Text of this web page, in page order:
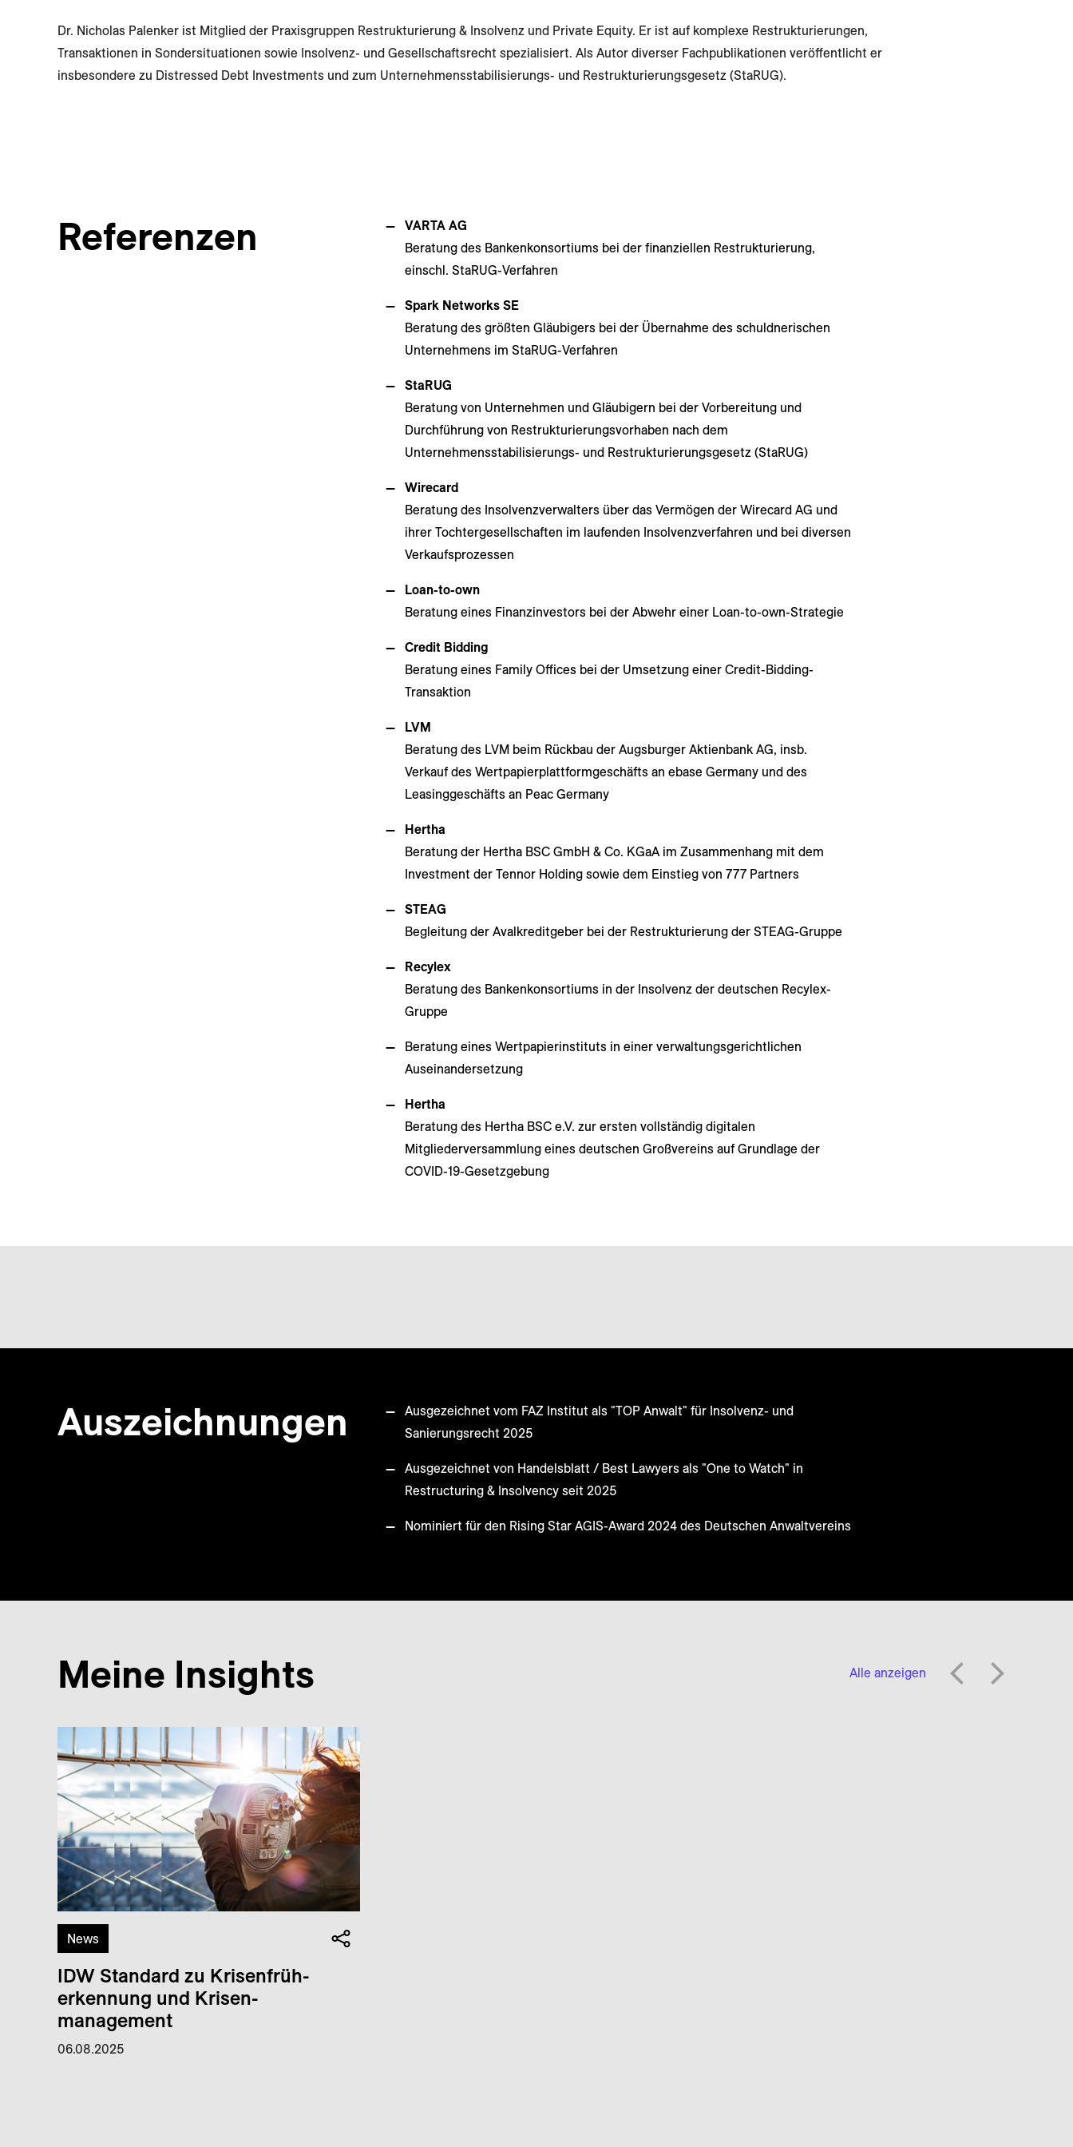
Dr. Nicholas Palenker ist Mitglied der Praxisgruppen Restrukturierung & Insolvenz und Private Equity. Er ist auf komplexe Restrukturierungen,
Transaktionen in Sondersituationen sowie Insolvenz- und Gesellschaftsrecht spezialisiert. Als Autor diverser Fachpublikationen veröffentlicht er
insbesondere zu Distressed Debt Investments und zum Unternehmensstabilisierungs- und Restrukturierungsgesetz (StaRUG).
Referenzen
VARTA AG
Beratung des Bankenkonsortiums bei der finanziellen Restrukturierung,
einschl. StaRUG-Verfahren
Spark Networks SE
Beratung des größten Gläubigers bei der Übernahme des schuldnerischen
Unternehmens im StaRUG-Verfahren
StaRUG
Beratung von Unternehmen und Gläubigern bei der Vorbereitung und
Durchführung von Restrukturierungsvorhaben nach dem
Unternehmensstabilisierungs- und Restrukturierungsgesetz (StaRUG)
Wirecard
Beratung des Insolvenzverwalters über das Vermögen der Wirecard AG und
ihrer Tochtergesellschaften im laufenden Insolvenzverfahren und bei diversen
Verkaufsprozessen
Loan-to-own
Beratung eines Finanzinvestors bei der Abwehr einer Loan-to-own-Strategie
Credit Bidding
Beratung eines Family Offices bei der Umsetzung einer Credit-Bidding-
Transaktion
LVM
Beratung des LVM beim Rückbau der Augsburger Aktienbank AG, insb.
Verkauf des Wertpapierplattformgeschäfts an ebase Germany und des
Leasinggeschäfts an Peac Germany
Hertha
Beratung der Hertha BSC GmbH & Co. KGaA im Zusammenhang mit dem
Investment der Tennor Holding sowie dem Einstieg von 777 Partners
STEAG
Begleitung der Avalkreditgeber bei der Restrukturierung der STEAG-Gruppe
Recylex
Beratung des Bankenkonsortiums in der Insolvenz der deutschen Recylex-
Gruppe
Beratung eines Wertpapierinstituts in einer verwaltungsgerichtlichen
Auseinandersetzung
Hertha
Beratung des Hertha BSC e.V. zur ersten vollständig digitalen
Mitgliederversammlung eines deutschen Großvereins auf Grundlage der
COVID-19-Gesetzgebung
Auszeichnungen
Ausgezeichnet vom FAZ Institut als "TOP Anwalt" für Insolvenz- und
Sanierungsrecht 2025
Ausgezeichnet von Handelsblatt / Best Lawyers als "One to Watch" in
Restructuring & Insolvency seit 2025
Nominiert für den Rising Star AGIS-Award 2024 des Deutschen Anwaltvereins
Alle anzeigen
Meine Insights
News
IDW Standard zu Krisen­früh­
erkennung und Krisen­
management
06.08.2025